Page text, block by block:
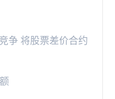
争 将股票差价合约